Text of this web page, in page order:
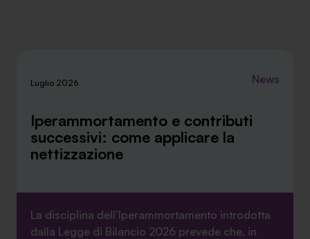
Luglio 2026 News
Iperammortamento e contributi
successivi: come applicare la
nettizzazione
La disciplina dell’Iperammortamento introdotta
dalla Legge di Bilancio 2026 prevede che, in